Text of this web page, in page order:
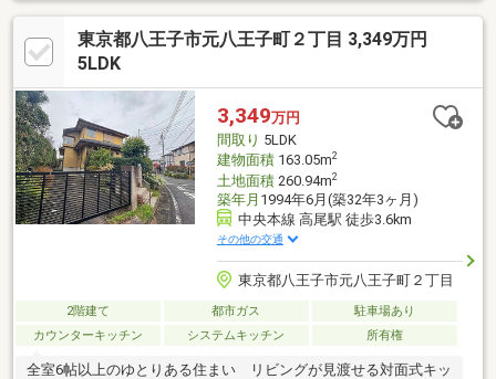
東京都八王子市元八王子町２丁目 3,349万円
5LDK
3,349万円
間取り 5LDK
建物面積163.05m2
土地面積260.94m2
築年月 1994年6月(築32年3ヶ月)
中央本線 高尾駅 徒歩3.6km
その他の交通
東京都八王子市元八王子町２丁目
2階建て 都市ガス
駐車場あり
カウンターキッチン
システムキッチン 所有権
全室6帖以上のゆとりある住まい リビングが見渡せる対面式キッ